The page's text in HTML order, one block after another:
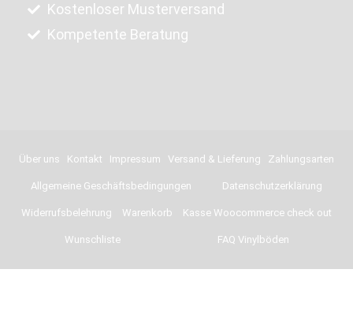
Kostenloser Musterversand
Kompetente Beratung
Über uns Kontakt Impressum Versand & Lieferung Zahlungsarten
Allgemeine Geschäftsbedingungen Datenschutzerklärung
Widerrufsbelehrung Warenkorb Kasse Woocommerce check out
Wunschliste FAQ Vinylböden